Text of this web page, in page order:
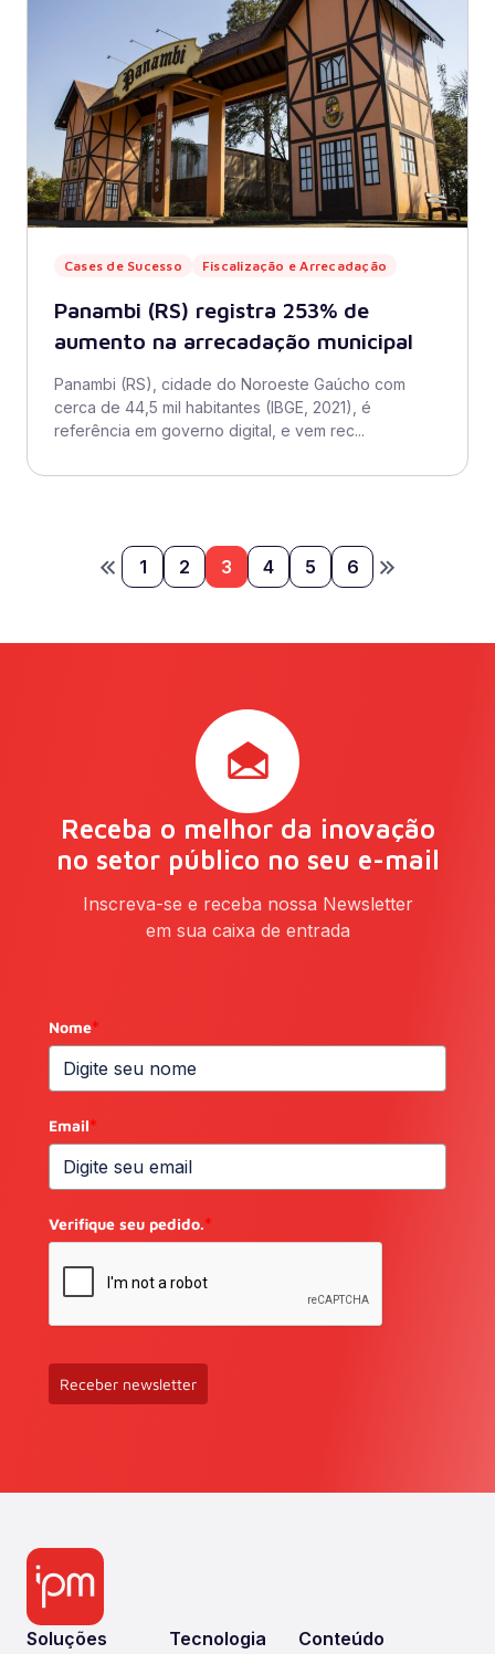
Cases de Sucesso Fiscalização e Arrecadação
Panambi (RS) registra 253% de
aumento na arrecadação municipal
Panambi (RS), cidade do Noroeste Gaúcho com
cerca de 44,5 mil habitantes (IBGE, 2021), é
referência em governo digital, e vem rec...
1 2 3 4 5 6
Receba o melhor da inovação
no setor público no seu e-mail
Inscreva-se e receba nossa Newsletter
em sua caixa de entrada
Nome*
Email*
Verifique seu pedido.*
Receber newsletter
Soluções Tecnologia Conteúdo